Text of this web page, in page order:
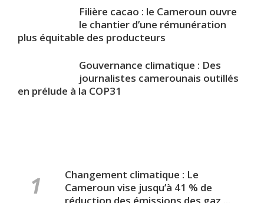
Filière cacao : le Cameroun ouvre
le chantier d’une rémunération
plus équitable des producteurs
Gouvernance climatique : Des
journalistes camerounais outillés
en prélude à la COP31
Changement climatique : Le
Cameroun vise jusqu’à 41 % de